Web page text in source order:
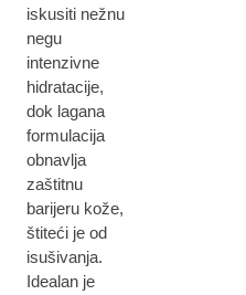
iskusiti nežnu
negu
intenzivne
hidratacije,
dok lagana
formulacija
obnavlja
zaštitnu
barijeru kože,
štiteći je od
isušivanja.
Idealan je